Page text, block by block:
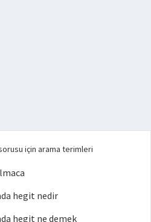
için arama terimleri
hegit nedir
hegit ne demek